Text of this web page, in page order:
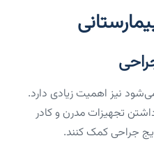
نیز اهمیت زیادی دارد.
تجهیزات مدرن و کادر
جراحی کمک کنند.